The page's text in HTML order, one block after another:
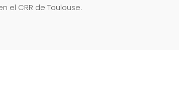
el CRR de Toulouse.